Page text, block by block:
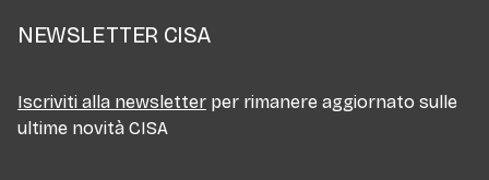
NEWSLETTER CISA
Iscriviti alla newsletter per rimanere aggiornato sulle
ultime novità CISA